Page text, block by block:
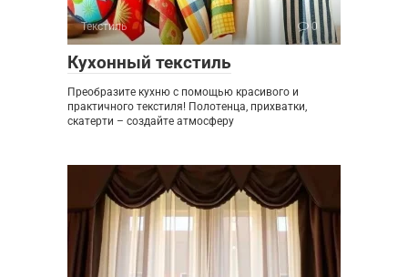
Текстиль 0
Кухонный текстиль
Преобразите кухню с помощью красивого и
практичного текстиля! Полотенца, прихватки,
скатерти – создайте атмосферу